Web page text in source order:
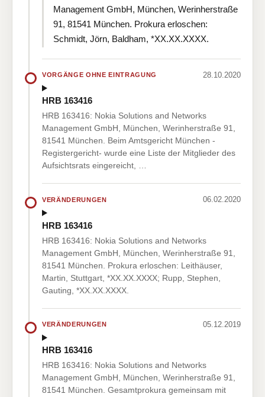
Management GmbH, München, Werinherstraße
91, 81541 München. Prokura erloschen:
Schmidt, Jörn, Baldham, *XX.XX.XXXX.
VORGÄNGE OHNE EINTRAGUNG 28.10.2020
HRB 163416
HRB 163416: Nokia Solutions and Networks
Management GmbH, München, Werinherstraße 91,
81541 München. Beim Amtsgericht München -
Registergericht- wurde eine Liste der Mitglieder des
Aufsichtsrats eingereicht, …
VERÄNDERUNGEN 06.02.2020
HRB 163416
HRB 163416: Nokia Solutions and Networks
Management GmbH, München, Werinherstraße 91,
81541 München. Prokura erloschen: Leithäuser,
Martin, Stuttgart, *XX.XX.XXXX; Rupp, Stephen,
Gauting, *XX.XX.XXXX.
VERÄNDERUNGEN 05.12.2019
HRB 163416
HRB 163416: Nokia Solutions and Networks
Management GmbH, München, Werinherstraße 91,
81541 München. Gesamtprokura gemeinsam mit